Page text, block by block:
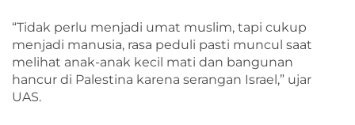
“Tidak perlu menjadi umat muslim, tapi cukup
menjadi manusia, rasa peduli pasti muncul saat
melihat anak-anak kecil mati dan bangunan
hancur di Palestina karena serangan Israel,” ujar
UAS.